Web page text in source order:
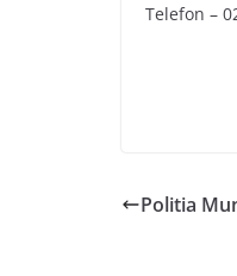
Telefon –
Politia